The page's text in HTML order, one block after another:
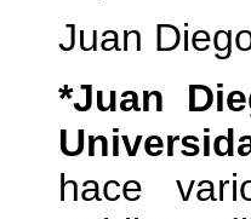
Juan
*Juan
hace